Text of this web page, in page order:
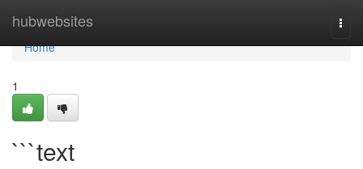
hubwebsites
Home
Home
1
```text